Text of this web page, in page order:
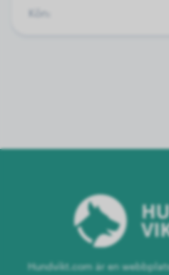
Kön:
Hundvikt.com är en